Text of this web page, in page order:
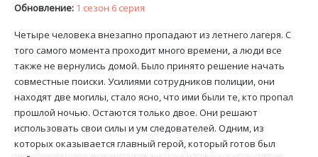
Обновление: 1 сезон 6 серия
Четыре человека внезапно пропадают из летнего лагеря. С
того самого момента проходит много времени, а люди все
также не вернулись домой. Было принято решение начать
совместные поиски. Усилиями сотрудников полиции, они
находят две могилы, стало ясно, что ими были те, кто пропал
прошлой ночью. Остаются только двое. Они решают
использовать свои силы и ум следователей. Одним, из
которых оказывается главный герой, который готов был